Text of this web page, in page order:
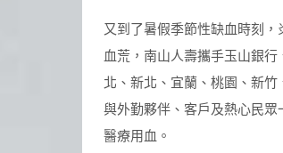
又到了暑假季節性缺血時刻
血荒，南山人壽攜手玉山銀
北、新北、宜蘭、桃園、新
與外勤夥伴、客戶及熱心民
醫療用血。